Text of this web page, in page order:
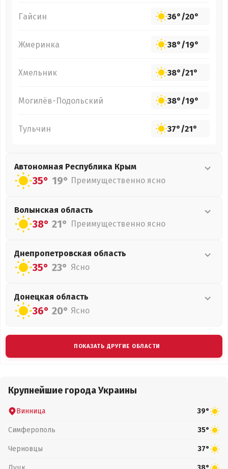
Гайсин 36°/20°
Жмеринка 38°/19°
Хмельник 38°/21°
Могилёв-Подольский 38°/19°
Тульчин 37°/21°
Автономная Республика Крым
35° 19° Преимущественно ясно
Волынская область
38° 21° Преимущественно ясно
Днепропетровская область
35° 23° Ясно
Донецкая область
36° 20° Ясно
ПОКАЗАТЬ ДРУГИЕ ОБЛАСТИ
Крупнейшие города Украины
Винница 39°
Симферополь 35°
Черновцы 37°